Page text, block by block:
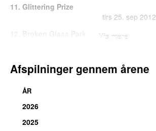
11. Glittering Prize
tirs 25. sep 2012
søn 23. jan 2011
Blindfolded
Vis mere
Afspilninger gennem årene
ÅR
2026
2025